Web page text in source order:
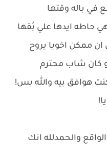
في باله وقتها
حاطه ايدها علي بُقها
ممكن اخويا يروح
كان شاب محترم
هوافق بيه والله بس!
والحمدلله انك